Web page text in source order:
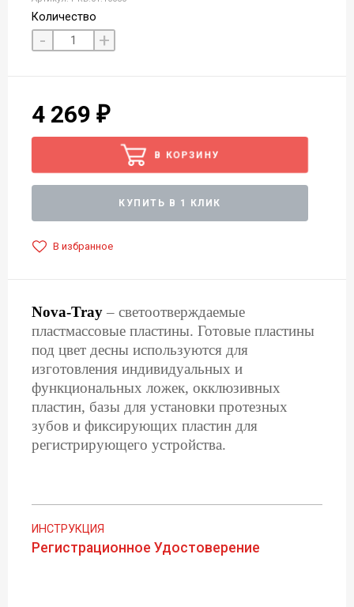
Количество
- +
4 269
В КОРЗИНУ
КУПИТЬ В 1 КЛИК
В избранное
Nova-Tray – светоотверждаемые
пластмассовые пластины. Готовые пластины
под цвет десны используются для
изготовления индивидуальных и
функциональных ложек, окклюзивных
пластин, базы для установки протезных
зубов и фиксирующих пластин для
регистрирующего устройства.
ИНСТРУКЦИЯ
Регистрационное Удостоверение